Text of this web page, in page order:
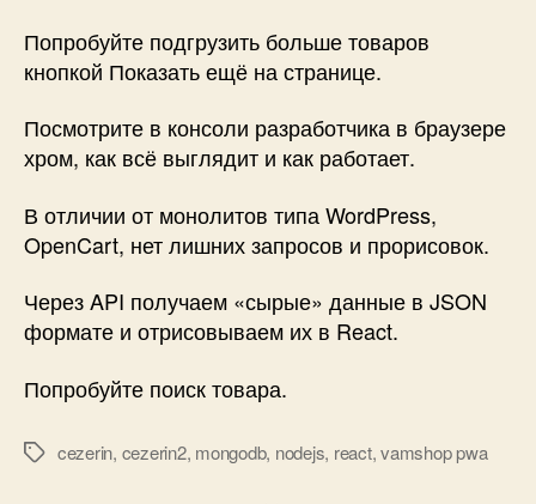
Попробуйте подгрузить больше товаров
кнопкой Показать ещё на странице.
Посмотрите в консоли разработчика в браузере
хром, как всё выглядит и как работает.
В отличии от монолитов типа WordPress,
OpenCart, нет лишних запросов и прорисовок.
Через API получаем «сырые» данные в JSON
формате и отрисовываем их в React.
Попробуйте поиск товара.
Меткиcezerin, cezerin2, mongodb, nodejs, react,vamshop pwa